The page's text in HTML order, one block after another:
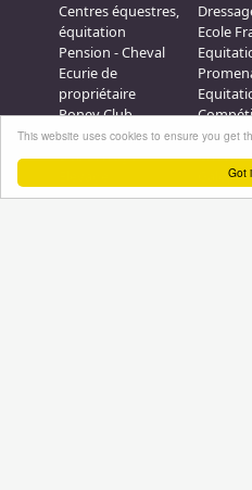
Got
This website uses cookies to ensure you get
Centres équestres,
équitation
Pension - Cheval
Ecurie de
propriétaire
Poney Club
Pension - Poney
Débourrage
Ecole
Cheval
Galops
Plus d'infos